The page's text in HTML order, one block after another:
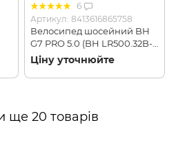
6
Артикул: 8413616865758
Велосипед шосейний BH
G7 PRO 5.0 (BH LR500.32B-
L)
Ціну уточнюйте
ще 20 товарів